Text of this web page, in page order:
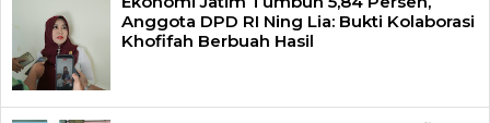
Anggota DPD RI Ning Lia: Bukti Kolaborasi
Khofifah Berbuah Hasil